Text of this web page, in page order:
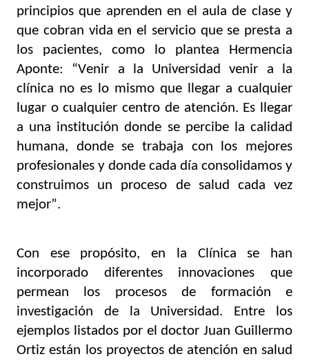
principios que aprenden en el aula de clase y
que cobran vida en el servicio que se presta a
los pacientes, como lo plantea Hermencia
Aponte: “Venir a la Universidad venir a la
clínica no es lo mismo que llegar a cualquier
lugar o cualquier centro de atención. Es
llegar
a una institución donde se percibe la calidad
humana, donde se trabaja con los mejores
profesionales y donde cada día consolidamos y
construimos un proceso de salud cada vez
mejor”.
Con ese propósito, en la Clínica se han
incorporado diferentes innovaciones que
permean los procesos de formación e
investigación de la Universidad. Entre los
ejemplos listados por el doctor Juan Guillermo
Ortiz están los proyectos de atención en salud